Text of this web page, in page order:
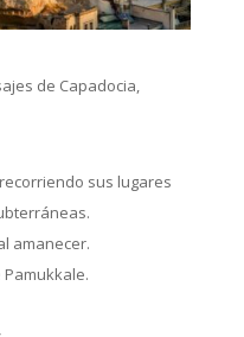
de Capadocia,
sus lugares
amanecer.